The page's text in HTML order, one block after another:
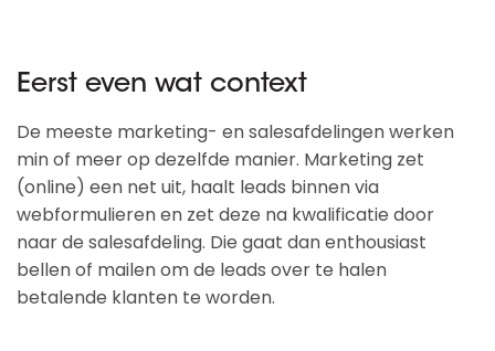
Eerst even wat context
De meeste marketing- en salesafdelingen werken
min of meer op dezelfde manier. Marketing zet
(online) een net uit, haalt leads binnen via
webformulieren en zet deze na kwalificatie door
naar de salesafdeling. Die gaat dan enthousiast
bellen of mailen om de leads over te halen
betalende klanten te worden.